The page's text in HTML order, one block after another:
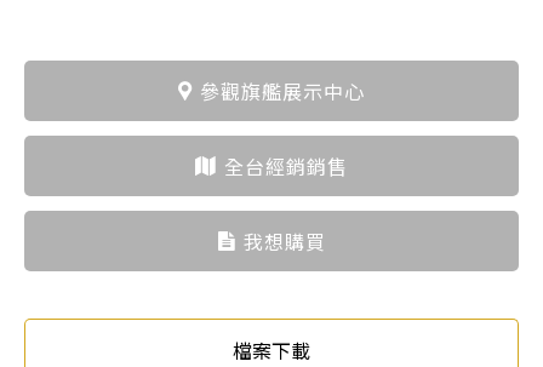
參觀旗艦展示中心
全台經銷銷售
我想購買
檔案下載